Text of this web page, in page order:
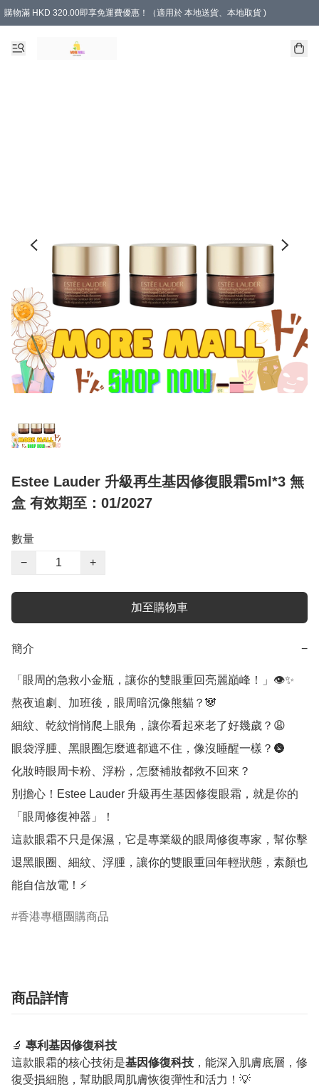
購物滿 HKD 320.00即享免運費優惠！（適用於 本地送貨、本地取貨 )
Estee Lauder 升級再生基因修復眼霜5ml*3 無
盒 有效期至：01/2027
數量
−
+
加至購物車
簡介 −
「眼周的急救小金瓶，讓你的雙眼重回亮麗巔峰！」👁✨
熬夜追劇、加班後，眼周暗沉像熊貓？🐼
細紋、乾紋悄悄爬上眼角，讓你看起來老了好幾歲？😩
眼袋浮腫、黑眼圈怎麼遮都遮不住，像沒睡醒一樣？🌚
化妝時眼周卡粉、浮粉，怎麼補妝都救不回來？
別擔心！Estee Lauder 升級再生基因修復眼霜，就是你的
「眼周修復神器」！
這款眼霜不只是保濕，它是專業級的眼周修復專家，幫你擊
退黑眼圈、細紋、浮腫，讓你的雙眼重回年輕狀態，素顏也
能自信放電！⚡️
香港專櫃團購商品
商品詳情
🔬 專利基因修復科技
這款眼霜的核心技術是基因修復科技 ，能深入肌膚底層，修
復受損細胞，幫助眼周肌膚恢復彈性和活力！💡